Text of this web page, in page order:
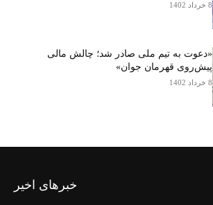
8 خرداد 1402
«دعوت به تیم ملی صادر شد؛ چالش مالی
پیش‌روی قهرمان جوان»
8 خرداد 1402
خبرهای اخیر